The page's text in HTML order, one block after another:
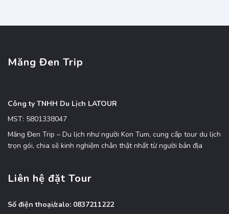
Măng Đen Trip
Công ty TNHH Du Lịch LATOUR
MST: 5801338047
Măng Đen Trip – Du lịch như người Kon Tum, cung cấp tour du lịch
trọn gói, chia sẽ kinh nghiệm chân thật nhất từ người bản địa
Liên hệ đặt Tour
Số điện thoại/zalo: 0837211222